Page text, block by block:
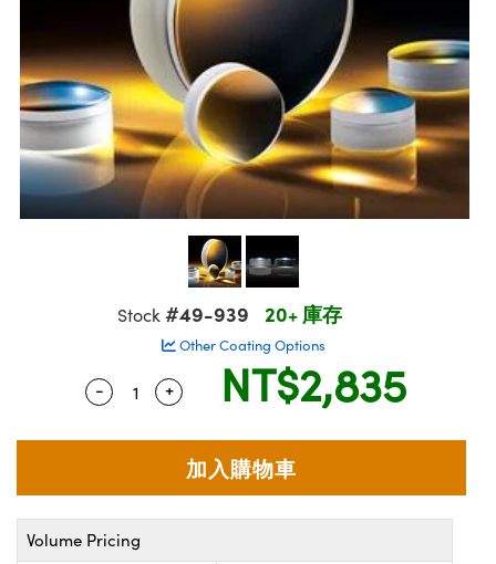
Components | SCHOTT 光學
| 紅外線光學產品
| 光纖
| 雷射光學
Sputtering) Coated Optics |
濺鍍）鍍膜光學元件
Elements (DOE) | 繞射光學
| 雷射顯微鏡
Isolators | 晶體和隔離器
| 雷射偏光片
| 雷射稜鏡
Cameras
Lighting |顯微鏡照明
體視顯微鏡系統
Lenses | 變焦鏡頭模組
| 顯微鏡標靶
Stage Micrometers | 刻劃板或鏡
鏡
and Couplers | 中繼鏡或耦合鏡
Accessories | 成像鏡頭配件
Labs Cameras™ | Lucid Vision
| Pixelink 相機
and Optomechanics | 相
Interface Cameras | 高速接口相
Tools | 量測工具
Components | 主動光學元件
and Detection
| 雷射防護
性裝置
Production
Processing
Tomography
Optical Company
Labs™
and Detection
and Production | 清倉實驗室
and Detection
and Production | 重新認證實
Stock #49-939 20+ 庫存
Other Coating Options
Quantity Selector
- Use the plus and minus buttons to
+ NT$2,835
Volume Pricing